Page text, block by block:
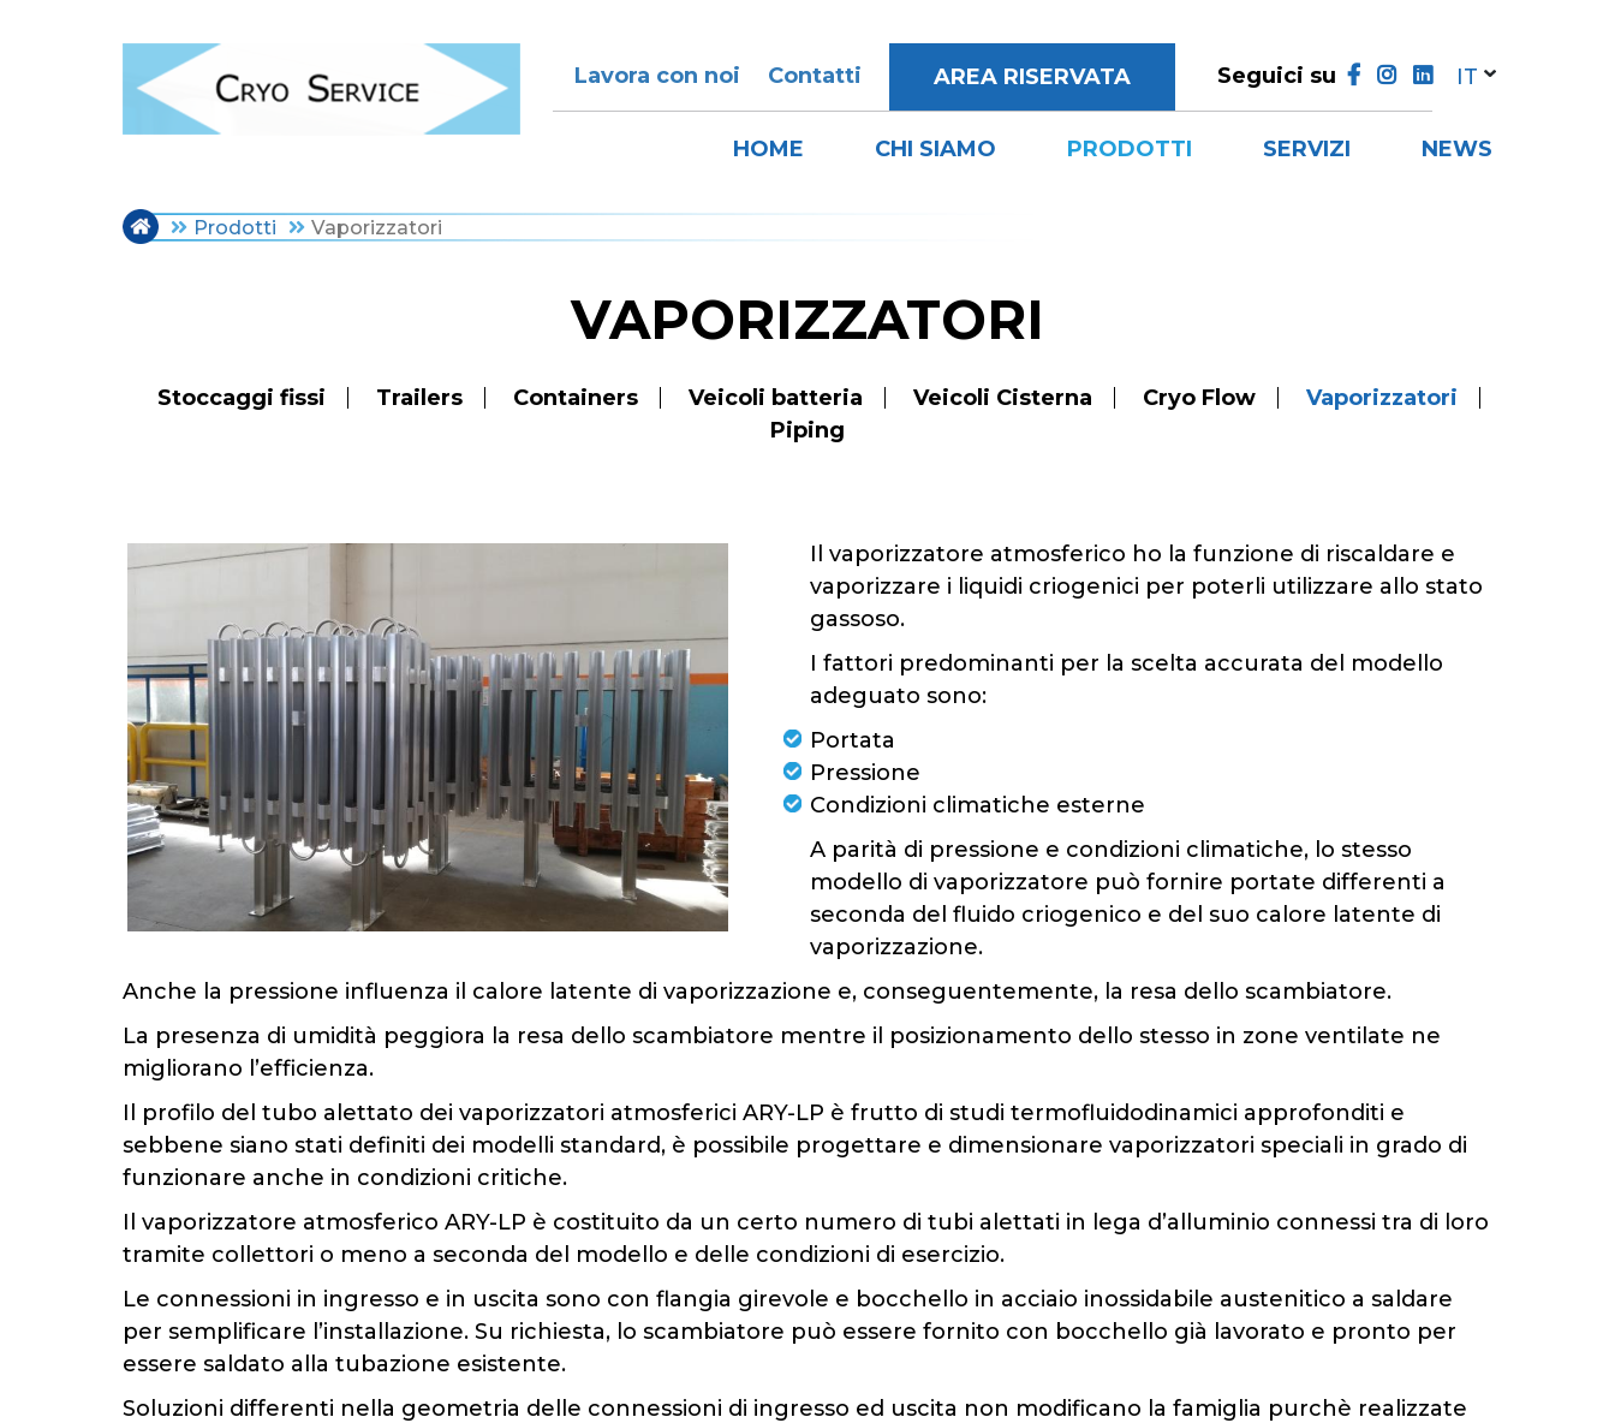
Lavora con noi Contatti AREA RISERVATA Seguici su
HOME CHI SIAMO PRODOTTI SERVIZI NEWS
Prodotti Vaporizzatori
VAPORIZZATORI
Stoccaggi fissi Trailers Containers Veicoli batteria Veicoli Cisterna Cryo Flow
Vaporizzatori
Piping
Il vaporizzatore atmosferico ho la funzione di riscaldare e
vaporizzare i liquidi criogenici per poterli utilizzare allo stato
gassoso.
I fattori predominanti per la scelta accurata del modello
adeguato sono:
Portata
Pressione
Condizioni climatiche esterne
A parità di pressione e condizioni climatiche, lo stesso
modello di vaporizzatore può fornire portate differenti a
seconda del fluido criogenico e del suo calore latente di
vaporizzazione.
Anche la pressione influenza il calore latente di vaporizzazione e, conseguentemente, la resa dello scambiatore.
La presenza di umidità peggiora la resa dello scambiatore mentre il posizionamento dello stesso in zone ventilate ne
migliorano l’efficienza.
Il profilo del tubo alettato dei vaporizzatori atmosferici ARY-LP è frutto di studi termofluidodinamici approfonditi e
sebbene siano stati definiti dei modelli standard, è possibile progettare e dimensionare vaporizzatori speciali in grado di
funzionare anche in condizioni critiche.
Il vaporizzatore atmosferico ARY-LP è costituito da un certo numero di tubi alettati in lega d’alluminio connessi tra di loro
tramite collettori o meno a seconda del modello e delle condizioni di esercizio.
Le connessioni in ingresso e in uscita sono con flangia girevole e bocchello in acciaio inossidabile austenitico a saldare
per semplificare l’installazione. Su richiesta, lo scambiatore può essere fornito con bocchello già lavorato e pronto per
essere saldato alla tubazione esistente.
Soluzioni differenti nella geometria delle connessioni di ingresso ed uscita non modificano la famiglia purchè realizzate